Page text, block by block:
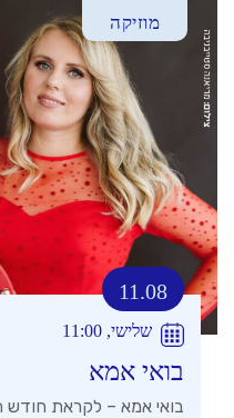
מוזיקה
11.08
שלישי, 11:00
בואי אמא
בואי אמא – לקראת חודש